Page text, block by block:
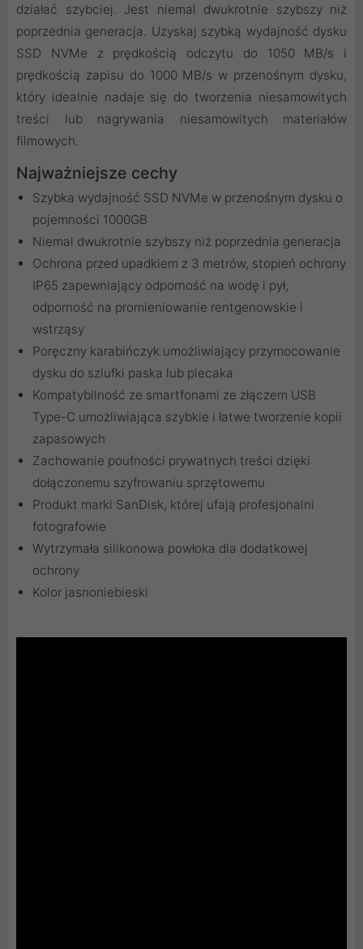
działać szybciej. Jest niemal dwukrotnie szybszy niż
poprzednia generacja. Uzyskaj szybką wydajność dysku
SSD NVMe z prędkością odczytu do 1050 MB/s i
prędkością zapisu do 1000 MB/s w przenośnym dysku,
który idealnie nadaje się do tworzenia niesamowitych
treści lub nagrywania niesamowitych materiałów
filmowych.
Najważniejsze cechy
Szybka wydajność SSD NVMe w przenośnym dysku o
pojemności 1000GB
Niemal dwukrotnie szybszy niż poprzednia generacja
Ochrona przed upadkiem z 3 metrów, stopień ochrony
IP65 zapewniający odporność na wodę i pył,
odporność na promieniowanie rentgenowskie i
wstrząsy
Poręczny karabińczyk umożliwiający przymocowanie
dysku do szlufki paska lub plecaka
Kompatybilność ze smartfonami ze złączem USB
Type-C umożliwiająca szybkie i łatwe tworzenie kopii
zapasowych
Zachowanie poufności prywatnych treści dzięki
dołączonemu szyfrowaniu sprzętowemu
Produkt marki SanDisk, której ufają profesjonalni
fotografowie
Wytrzymała silikonowa powłoka dla dodatkowej
ochrony
Kolor jasnoniebieski